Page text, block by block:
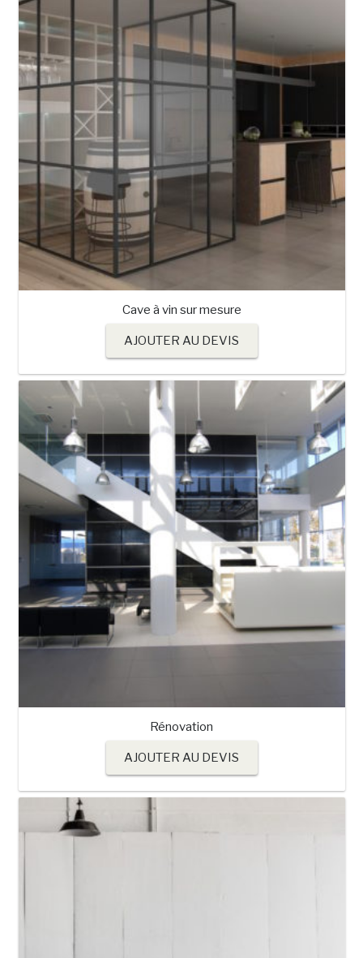
Cave à vin sur mesure
AJOUTER AU DEVIS
Rénovation
AJOUTER AU DEVIS